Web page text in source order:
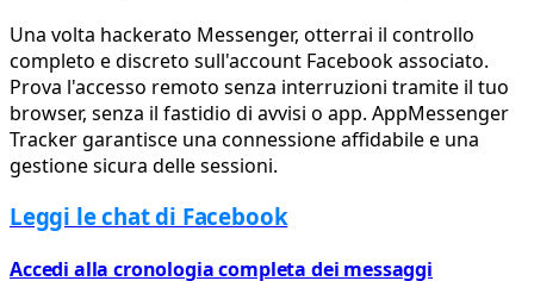
Una volta hackerato Messenger, otterrai il controllo
completo e discreto sull'account Facebook associato.
Prova l'accesso remoto senza interruzioni tramite il tuo
browser, senza il fastidio di avvisi o app. AppMessenger
Tracker garantisce una connessione affidabile e una
gestione sicura delle sessioni.
Leggi le chat di Facebook
Accedi alla cronologia completa dei messaggi